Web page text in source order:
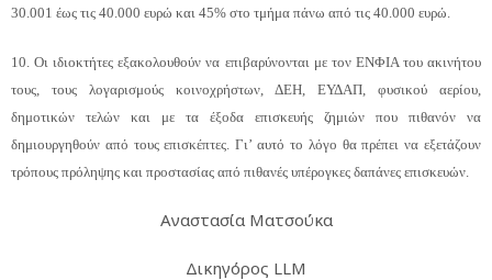
30.001 έως τις 40.000 ευρώ και 45% στο τμήμα πάνω από τις 40.000 ευρώ.
10. Οι ιδιοκτήτες εξακολουθούν να επιβαρύνονται με τον ΕΝΦΙΑ του ακινήτου
τους, τους λογαρισμούς κοινοχρήστων, ΔΕΗ, ΕΥΔΑΠ, φυσικού αερίου,
δημοτικών τελών και με τα έξοδα επισκευής ζημιών που πιθανόν να
δημιουργηθούν από τους επισκέπτες. Γι’ αυτό το λόγο θα πρέπει να εξετάζουν
τρόπους πρόληψης και προστασίας από πιθανές υπέρογκες δαπάνες επισκευών.
Αναστασία Ματσούκα
Δικηγόρος LLM